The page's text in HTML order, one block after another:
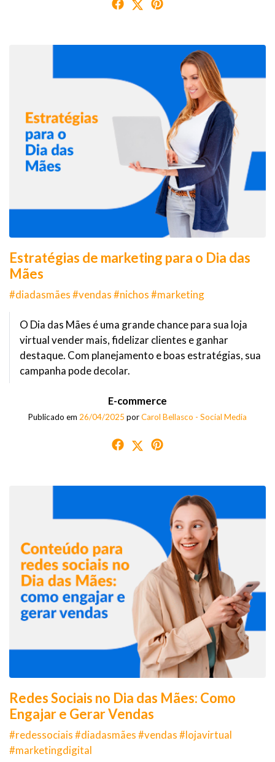
Estratégias de marketing para o Dia das
Mães
#diadasmães #vendas #nichos #marketing
O Dia das Mães é uma grande chance para sua loja
virtual vender mais, fidelizar clientes e ganhar
destaque. Com planejamento e boas estratégias, sua
campanha pode decolar.
E-commerce
Publicado em 26/04/2025 porCarol Bellasco - Social Media
Redes Sociais no Dia das Mães: Como
Engajar e Gerar Vendas
#redessociais #diadasmães #vendas #lojavirtual
#marketingdigital